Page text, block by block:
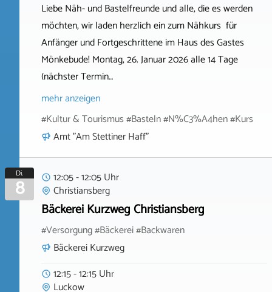
Liebe Näh- und Bastelfreunde und alle, die es werden
möchten, wir laden herzlich ein zum Nähkurs für
Anfänger und Fortgeschrittene im Haus des Gastes
Mönkebude! Montag, 26. Januar 2026 alle 14 Tage
(nächster Termin…
mehr anzeigen
#Kultur & Tourismus #Basteln #N%C3%A4hen #Kurs
Amt "Am Stettiner Haff"
Di.
8
12:05 - 12:05 Uhr
Christiansberg
Bäckerei Kurzweg Christiansberg
#Versorgung #Bäckerei #Backwaren
Bäckerei Kurzweg
12:15 - 12:15 Uhr
Luckow